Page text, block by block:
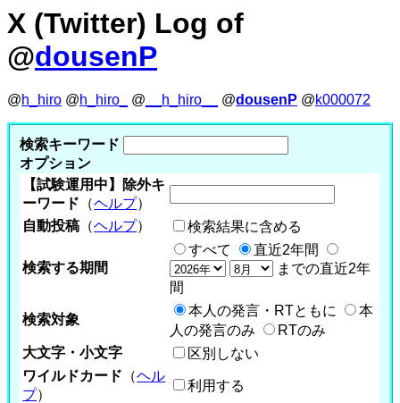
X (Twitter) Log of
@dousenP
@h_hiro @h_hiro_ @ __h_hiro__ @dousenP @k000072
検索キーワード
オプション
【試験運用中】除外キ
ーワード （ヘルプ）
自動投稿 （ヘルプ） 検索結果に含める
検索する期間
すべて
直近2年間
までの直近2年
間
検索対象
本人の発言・RTともに
本
人の発言のみ
RTのみ
大文字・小文字
区別しない
ワイルドカード （ヘル
プ）
利用する